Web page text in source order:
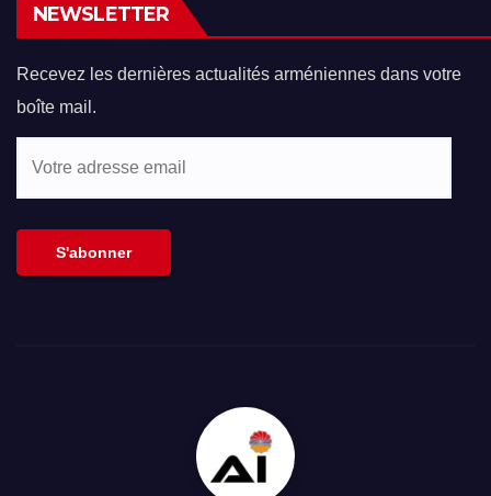
NEWSLETTER
Recevez les dernières actualités arméniennes dans votre
boîte mail.
S'abonner